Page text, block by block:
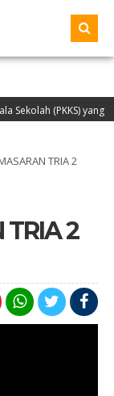
(PKKS) yang
SMA AL-AZHAR Medan
TRIA 2
TRIA 2